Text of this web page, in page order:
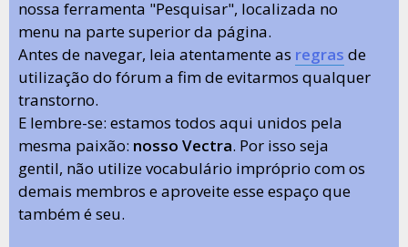
nossa ferramenta "Pesquisar", localizada no
menu na parte superior da página.
Antes de navegar, leia atentamente as regras de
utilização do fórum a fim de evitarmos qualquer
transtorno.
E lembre-se: estamos todos aqui unidos pela
mesma paixão: nosso Vectra. Por isso seja
gentil, não utilize vocabulário impróprio com os
demais membros e aproveite esse espaço que
também é seu.